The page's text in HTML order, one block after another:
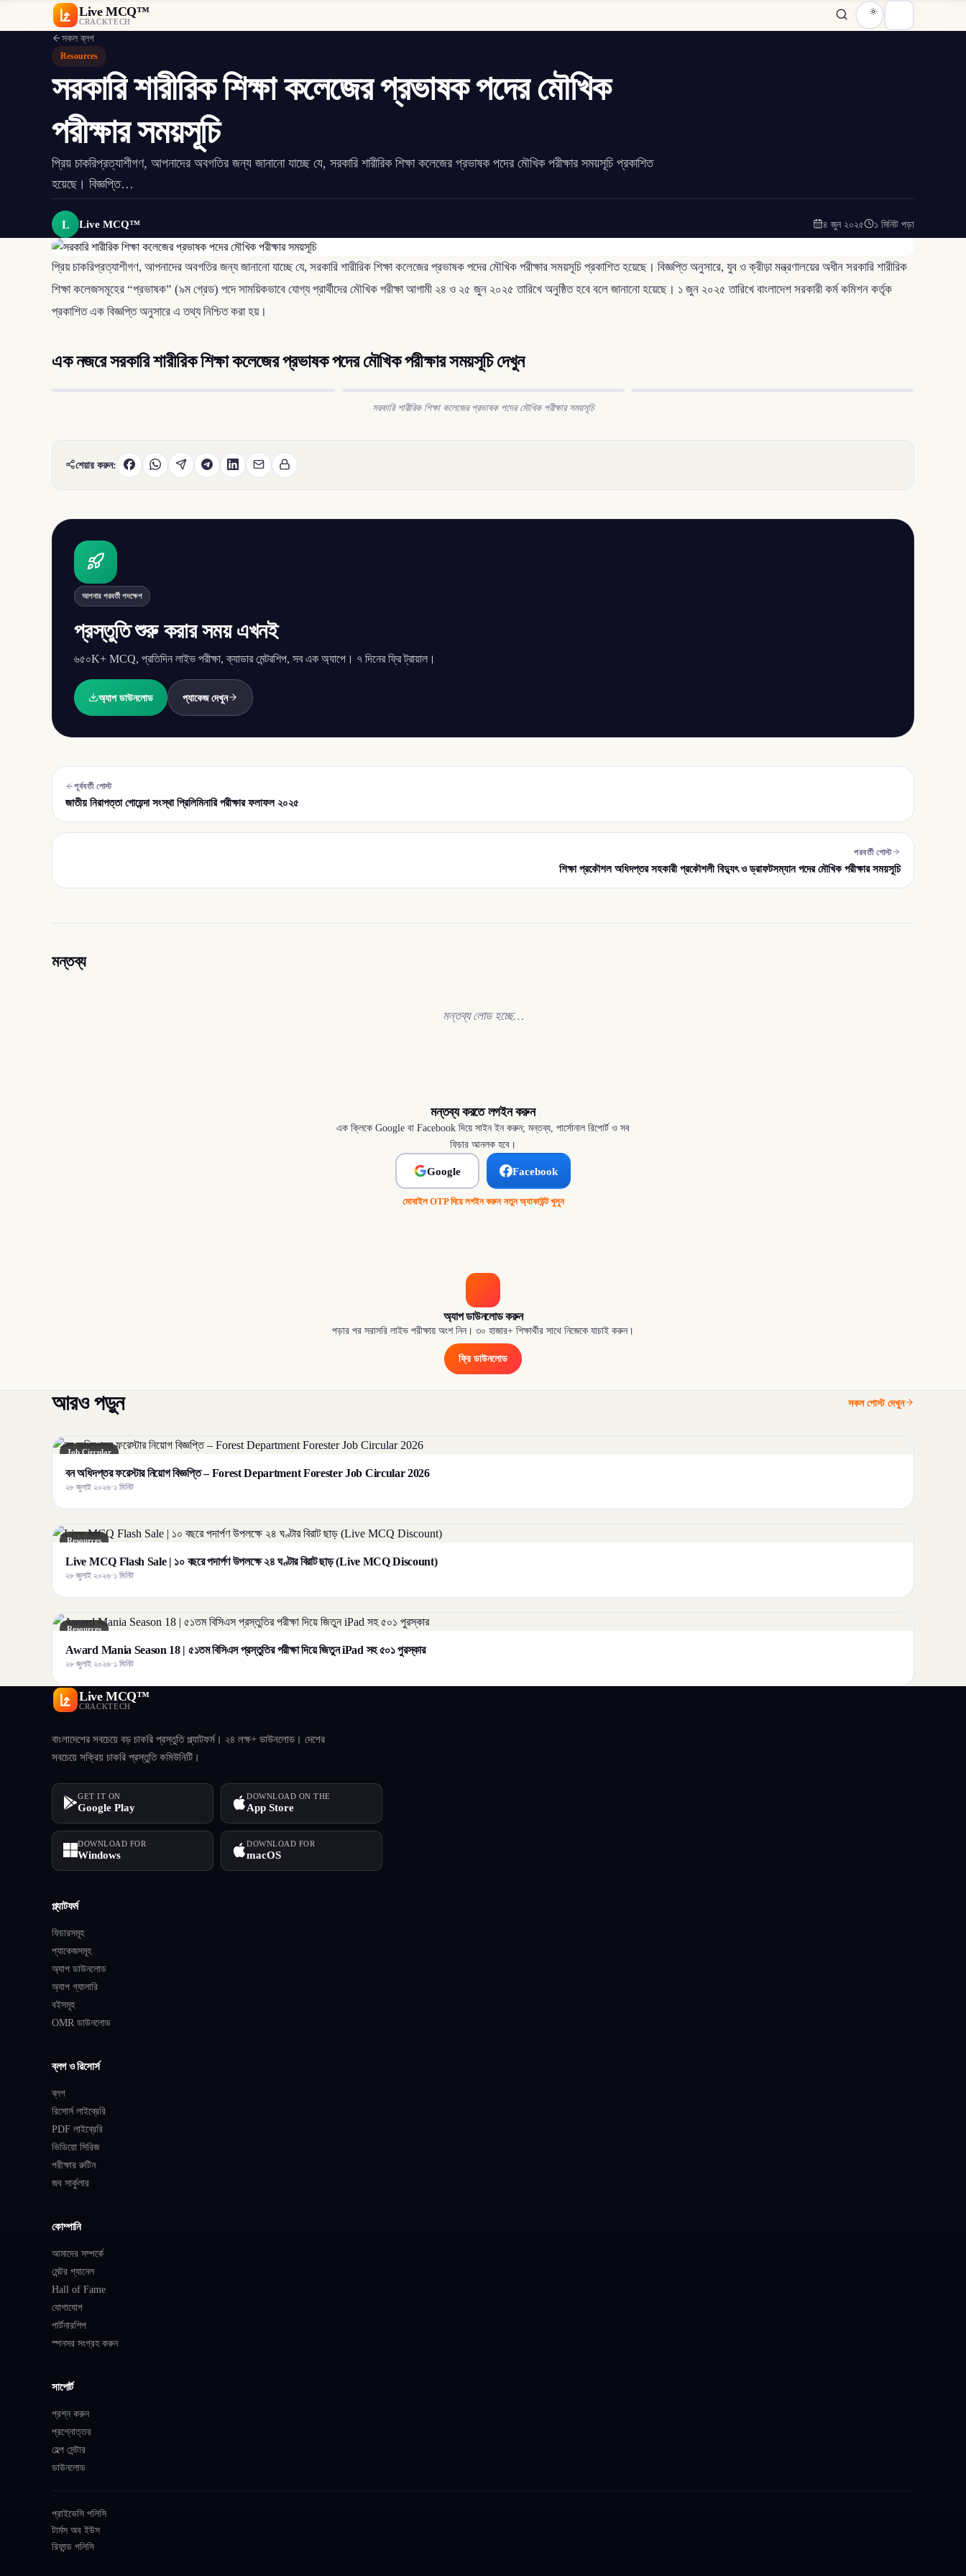
Live MCQ™
CRACKTECH
সকল ব্লগ
Resources
সরকারি শারীরিক শিক্ষা কলেজের প্রভাষক পদের মৌখিক
পরীক্ষার সময়সূচি
প্রিয় চাকরিপ্রত্যাশীগণ, আপনাদের অবগতির জন্য জানানো যাচ্ছে যে, সরকারি শারীরিক শিক্ষা কলেজের প্রভাষক পদের মৌখিক পরীক্ষার সময়সূচি প্রকাশিত
হয়েছে। বিজ্ঞপ্তি…
L Live MCQ™ ৪ জুন ২০২৫ ১ মিনিট পড়া
প্রিয় চাকরিপ্রত্যাশীগণ, আপনাদের অবগতির জন্য জানানো যাচ্ছে যে, সরকারি শারীরিক শিক্ষা কলেজের প্রভাষক পদের মৌখিক পরীক্ষার সময়সূচি প্রকাশিত হয়েছে। বিজ্ঞপ্তি অনুসারে, যুব ও ক্রীড়া মন্ত্রণালয়ের অধীন সরকারি শারীরিক
শিক্ষা কলেজসমূহের “প্রভাষক” (৯ম গ্রেড) পদে সাময়িকভাবে যোগ্য প্রার্থীদের মৌখিক পরীক্ষা আগামী ২৪ ও ২৫ জুন ২০২৫ তারিখে অনুষ্ঠিত হবে বলে জানানো হয়েছে। ১ জুন ২০২৫ তারিখে বাংলাদেশ সরকারী কর্ম কমিশন কর্তৃক
প্রকাশিত এক বিজ্ঞপ্তি অনুসারে এ তথ্য নিশ্চিত করা হয়।
এক নজরে সরকারি শারীরিক শিক্ষা কলেজের প্রভাষক পদের মৌখিক পরীক্ষার সময়সূচি দেখুন
সরকারি শারীরিক শিক্ষা কলেজের প্রভাষক পদের মৌখিক পরীক্ষার সময়সূচি
শেয়ার করুন:
আপনার পরবর্তী পদক্ষেপ
প্রস্তুতি শুরু করার সময় এখনই
৬৫০K+ MCQ, প্রতিদিন লাইভ পরীক্ষা, ক্যাডার মেন্টরশিপ, সব এক অ্যাপে। ৭ দিনের ফ্রি ট্রায়াল।
অ্যাপ ডাউনলোড প্যাকেজ দেখুন
পূর্ববর্তী পোস্ট
জাতীয় নিরাপত্তা গোয়েন্দা সংস্থা প্রিলিমিনারি পরীক্ষার ফলাফল ২০২৫
পরবর্তী পোস্ট
শিক্ষা প্রকৌশল অধিদপ্তর সহকারী প্রকৌশলী বিদ্যুৎ ও ড্রাফটসম্যান পদের মৌখিক পরীক্ষার সময়সূচি
মন্তব্য
মন্তব্য লোড হচ্ছে…
মন্তব্য করতে লগইন করুন
এক ক্লিকে Google বা Facebook দিয়ে সাইন ইন করুন; মন্তব্য, পার্সোনাল রিপোর্ট ও সব
ফিচার আনলক হবে।
Google Facebook
মোবাইল OTP দিয়ে লগইন করুন·নতুন অ্যাকাউন্ট খুলুন
অ্যাপ ডাউনলোড করুন
পড়ার পর সরাসরি লাইভ পরীক্ষায় অংশ নিন। ৩০ হাজার+ শিক্ষার্থীর সাথে নিজেকে যাচাই করুন।
ফ্রি ডাউনলোড
আরও পড়ুন সকল পোস্ট দেখুন
Job Circular
বন অধিদপ্তর ফরেস্টার নিয়োগ বিজ্ঞপ্তি – Forest Department Forester Job Circular 2026
২৮ জুলাই ২০২৬·১ মিনিট
Resources
Live MCQ Flash Sale | ১০ বছরে পদার্পণ উপলক্ষে ২৪ ঘণ্টার বিরাট ছাড় (Live MCQ Discount)
২৮ জুলাই ২০২৬·১ মিনিট
Resources
Award Mania Season 18 | ৫১তম বিসিএস প্রস্তুতির পরীক্ষা দিয়ে জিতুন iPad সহ ৫০১ পুরস্কার
২৮ জুলাই ২০২৬·১ মিনিট
Live MCQ™
CRACKTECH
বাংলাদেশের সবচেয়ে বড় চাকরি প্রস্তুতি প্ল্যাটফর্ম। ২৪ লক্ষ+ ডাউনলোড। দেশের
সবচেয়ে সক্রিয় চাকরি প্রস্তুতি কমিউনিটি।
GET IT ON
Google Play
DOWNLOAD ON THE
App Store
DOWNLOAD FOR
Windows
DOWNLOAD FOR
macOS
প্ল্যাটফর্ম
ফিচারসমূহ
প্যাকেজসমূহ
অ্যাপ ডাউনলোড
অ্যাপ গ্যালারি
বইসমূহ
OMR ডাউনলোড
ব্লগ ও রিসোর্স
ব্লগ
রিসোর্স লাইব্রেরি
PDF লাইব্রেরি
ভিডিয়ো সিরিজ
পরীক্ষার রুটিন
জব সার্কুলার
কোম্পানি
আমাদের সম্পর্কে
মেন্টর প্যানেল
Hall of Fame
যোগাযোগ
পার্টনারশিপ
স্পনসর সংগ্রহ করুন
সাপোর্ট
প্রশ্ন করুন
প্রশ্নোত্তর
হেল্প সেন্টার
ডাউনলোড
প্রাইভেসি পলিসি
টার্মস অব ইউস
রিফান্ড পলিসি